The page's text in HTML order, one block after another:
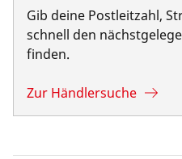
Gib deine Postleitzahl,
schnell den
finden.
Zur Händlersuche